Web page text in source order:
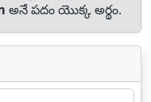
అనే పదం యొక్క అర్థం.